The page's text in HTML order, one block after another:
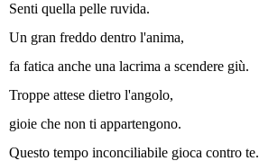
Senti quella pelle ruvida.
Un gran freddo dentro l'anima,
fa fatica anche una lacrima a scendere giù.
Troppe attese dietro l'angolo,
gioie che non ti appartengono.
Questo tempo inconciliabile gioca contro te.